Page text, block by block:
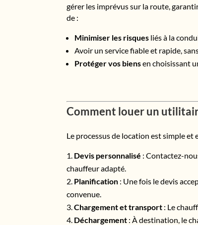
gérer les imprévus sur la route,
de :
Minimiser les risques liés à la
Avoir un service fiable et rapide,
Protéger vos biensen choisissant
Comment louer un
Le processus de location est simple et
Devis personnalisé : Contactez-
chauffeur adapté.
Planification : Une fois le devis
convenue.
Chargement et transport : Le
Déchargement : À destination, le